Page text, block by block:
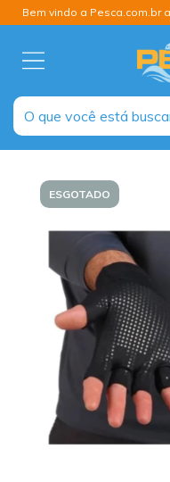
Bem vindo a Pesca.com.br
ESGOTADO